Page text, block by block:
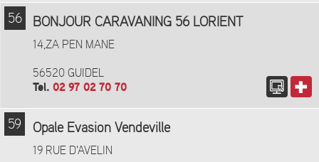
56 BONJOUR CARAVANING 56 LORIENT
14,ZA PEN MANE
56520 GUIDEL
Tel. 02 97 02 70 70
59 Opale Evasion Vendeville
19 RUE D'AVELIN